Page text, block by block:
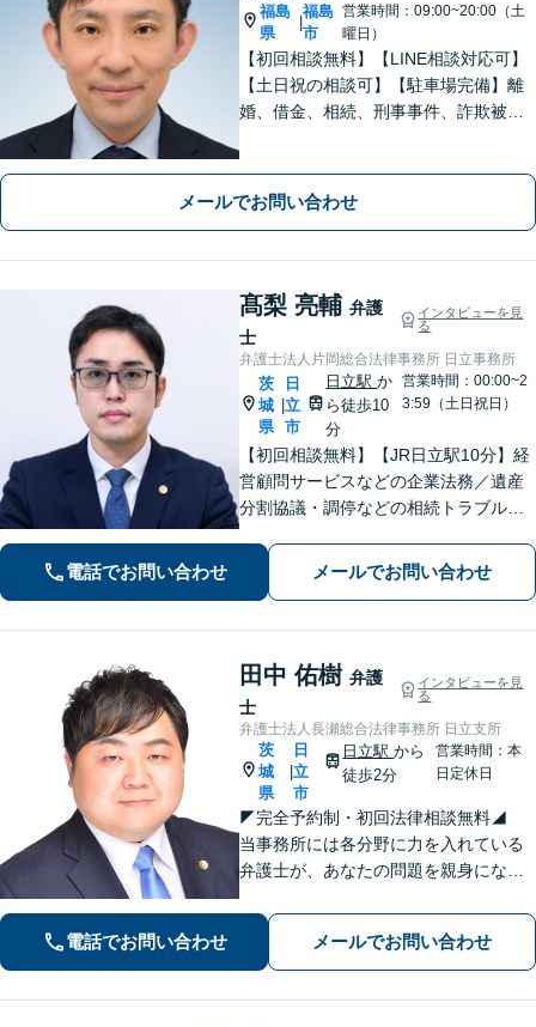
福島
県
|
福島
市
営業時間：09:00~20:00（土
曜日）
【初回相談無料】【LINE相談対応可】
【土日祝の相談可】【駐車場完備】離
婚、借金、相続、刑事事件、詐欺被
寧にサポートいたします【地元・福島
市出身の弁護士】
メールでお問い合わせ
髙梨 亮輔 弁護
士
インタビューを見
る
弁護士法人片岡総合法律事務所 日立事務所
茨
城
県
日
立
市
日立駅か
ら徒歩10
分
営業時間：00:00~2
3:59（土日祝日）
【初回相談無料】【JR日立駅10分】経
営顧問サービスなどの企業法務／遺産
分割協議・調停などの相続トラブルや
問題を中心に、幅広くご相談を承りま
す【土日祝対応可】分かりやすく丁寧
電話でお問い合わせ メールでお問い合わせ
田中 佑樹 弁護
士
インタビューを見
る
弁護士法人長瀬総合法律事務所 日立支所
茨
城
県
日
立
市
日立駅から
徒歩2分
営業時間：本
日定休日
◤完全予約制・初回法律相談無料◢
当事務所には各分野に力を入れている
弁護士が、あなたの問題を親身になっ
りお話しをお聞かせください。【🔹刑
事事件🔹不動産（建物明渡）🔹交通事
故🔹離婚浮気🔹遺産相続等】
電話でお問い合わせ メールでお問い合わせ